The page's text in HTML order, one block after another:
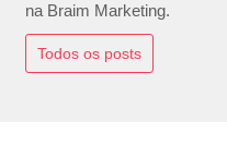
na Braim Marketing.
Todos os posts